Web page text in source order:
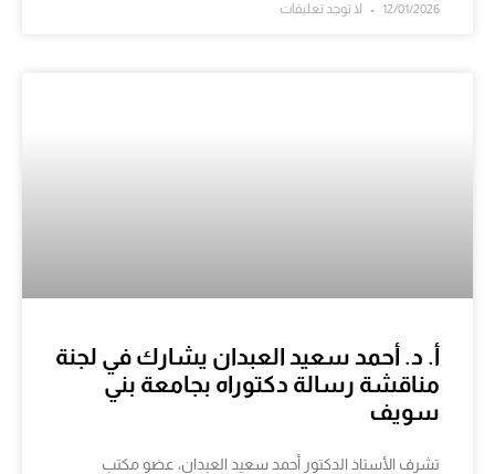
12/01/2026 لا توجد تعليقات
أ. د. أحمد سعيد العبدان يشارك في لجنة
مناقشة رسالة دكتوراه بجامعة بني
سويف
تشرف الأستاذ الدكتور أحمد سعيد العبدان، عضو مكتب